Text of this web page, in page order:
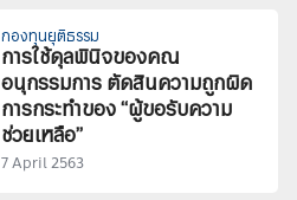
กองทุนยุติธรรม
การใช้ดุลพินิจของคณ
อนุกรรมการ ตัดสินความถูกผิด
การกระทำของ “ผู้ขอรับความ
ช่วยเหลือ”
7 April 2563